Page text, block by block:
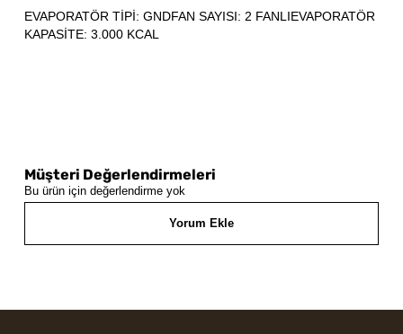
EVAPORATÖR TİPİ: GNDFAN SAYISI: 2 FANLIEVAPORATÖR
KAPASİTE: 3.000 KCAL
Müşteri Değerlendirmeleri
Bu ürün için değerlendirme yok
Yorum Ekle